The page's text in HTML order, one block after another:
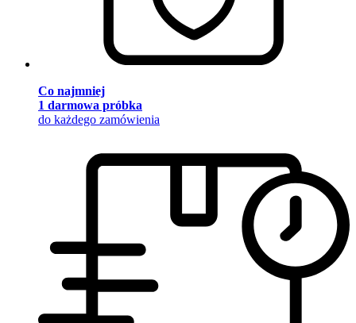
Co najmniej
1 darmowa próbka
do każdego zamówienia